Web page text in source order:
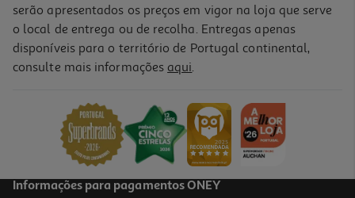
4.9
Detergente Roupa Máquina Liquído Persil Sabão Azul E Branco
Price reduced from
serão apresentados os preços em vigor na loja que serve
o local de entrega ou de recolha. Entregas apenas
disponíveis para o território de Portugal continental,
consulte mais informações aqui.
Informações para pagamentos ONEY